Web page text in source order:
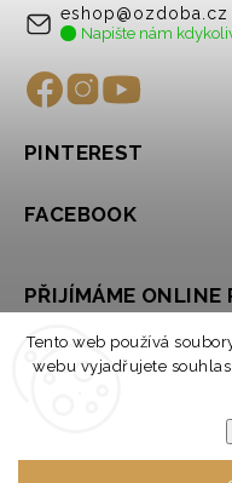
Tento web používá
webu vyjadřujete
eshop@ozdoba.cz
Napište nám
PINTEREST
FACEBOOK
PŘIJÍMÁME ONLINE